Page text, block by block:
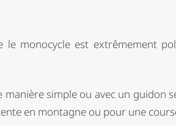
monocycle est extrêmement
simple ou avec un guidon
en montagne ou pour une